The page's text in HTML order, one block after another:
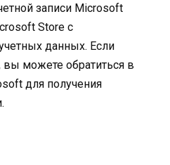
записи Microsoft
Store с
данных. Если
можете обратиться в
для получения